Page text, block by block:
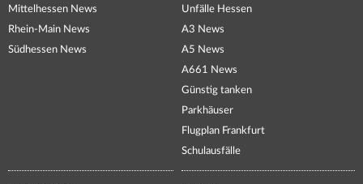
Mittelhessen News
Rhein-Main News
Südhessen News
Unfälle Hessen
A3 News
A5 News
A661 News
Günstig tanken
Parkhäuser
Flugplan Frankfurt
Schulausfälle